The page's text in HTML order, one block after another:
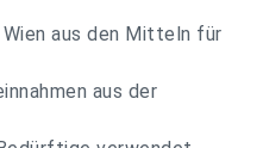
aus den Mitteln für
aus der